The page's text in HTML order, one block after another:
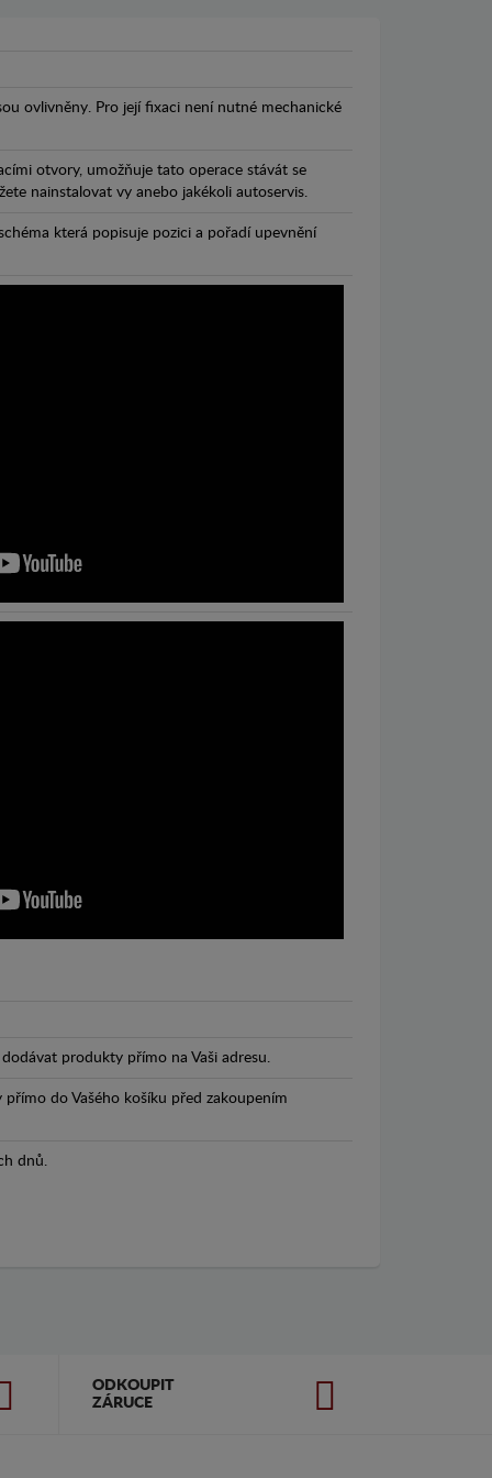
ovlivněny. Pro její fixaci není nutné mechanické
otvory, umožňuje tato operace stávát se
nainstalovat vy anebo jakékoli autoservis.
která popisuje pozici a pořadí upevnění
produkty přímo na Vaši adresu.
do Vašého košíku před zakoupením
dnů.
ODKOUPIT
ZÁRUCE